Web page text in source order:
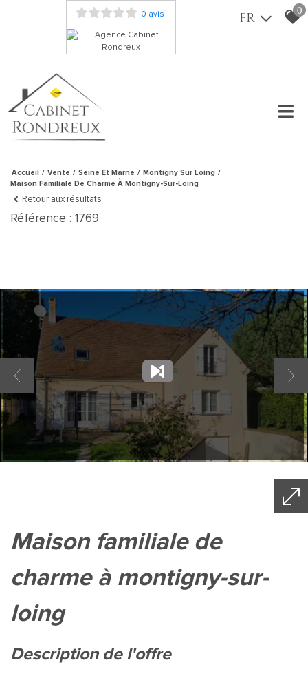
FR
0 avis 0
Accueil Vente Seine Et Marne
Montigny Sur Loing
Maison Familiale De Charme À Montigny-Sur-Loing
Retour aux résultats
Référence : 1769
maison familiale de
charme à montigny-sur-
loing
description de l'offre